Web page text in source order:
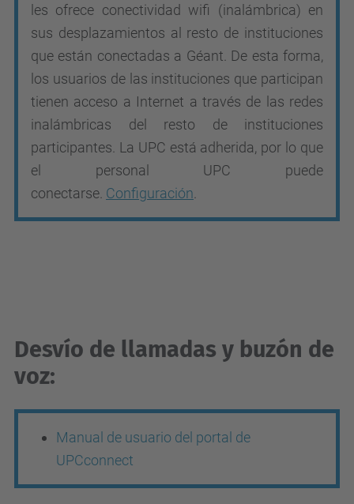
les ofrece conectividad wifi (inalámbrica) en
sus desplazamientos al resto de instituciones
que están conectadas a Géant. De esta forma,
los usuarios de las instituciones que participan
tienen acceso a Internet a través de las redes
inalámbricas del resto de instituciones
participantes. La UPC está adherida, por lo que
el personal UPC puede
conectarse. Configuración
Desvío de llamadas y buzón de
voz:
Manual de usuario del portal de
UPCconnect